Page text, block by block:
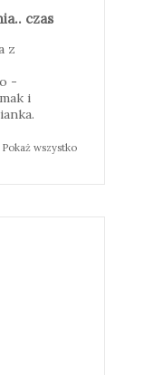
czas
z
-
i
Pokaż wszystko